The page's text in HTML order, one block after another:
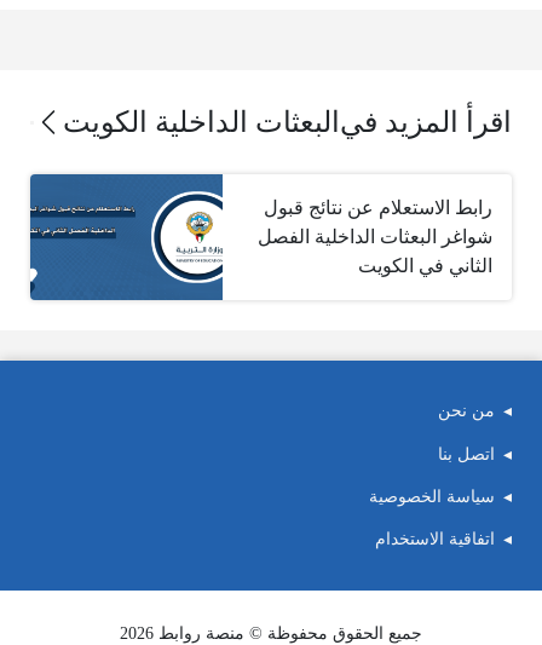
اقرأ المزيد في البعثات الداخلية الكويت
رابط الاستعلام عن نتائج قبول
شواغر البعثات الداخلية الفصل
الثاني في الكويت
من نحن
اتصل بنا
سياسة الخصوصية
اتفاقية الاستخدام
جميع الحقوق محفوظة © منصة روابط 2026